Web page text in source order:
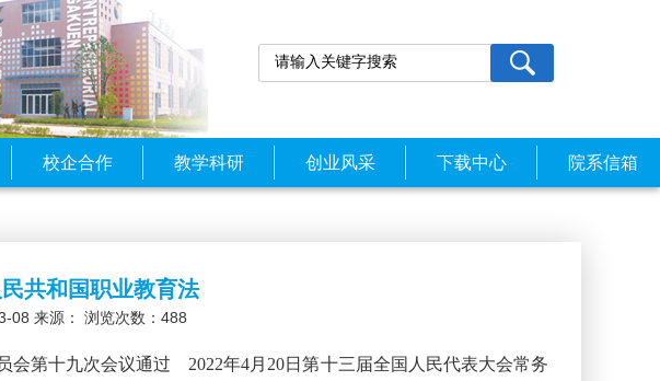
校企合作 教学科研 创业风采 下载中心 院系信箱
共和国职业教育法
08 来源： 浏览次数： 488
会第十九次会议通过 2022年4月20日第十三届全国人民代表大会常务